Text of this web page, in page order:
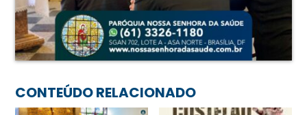
CONTEÚDO RELACIONADO